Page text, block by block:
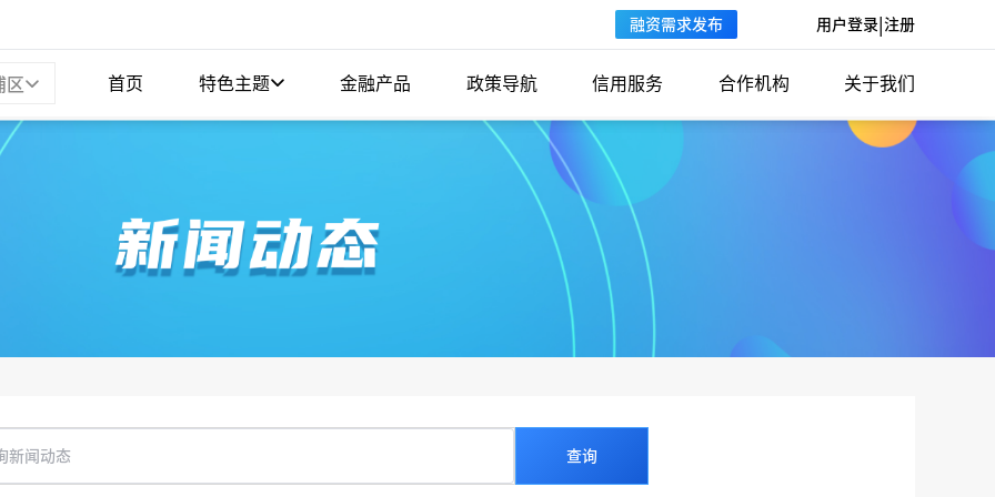
融资需求发布 用户登录 注册
区 首页 特色主题 金融产品 政策导航 信用服务 合作机构 关于我们
查询